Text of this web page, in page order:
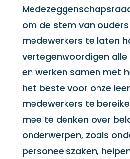
om de stem van ouders
medewerkers te laten
vertegenwoordigen alle
en werken samen met
het beste voor onze
medewerkers te
mee te denken over
onderwerpen, zoals
personeelszaken,